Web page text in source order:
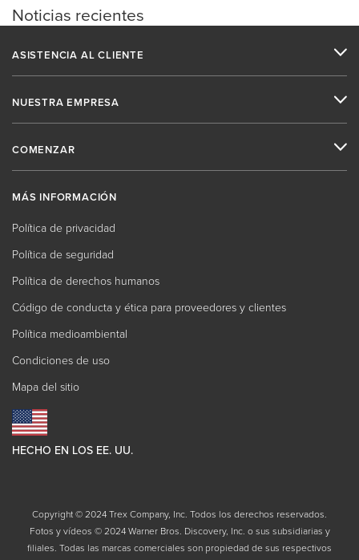
Noticias recientes
ASISTENCIA AL CLIENTE
NUESTRA EMPRESA
COMENZAR
MÁS INFORMACIÓN
Política de privacidad
Política de seguridad
Política de derechos humanos
Código de conducta y ética para proveedores y clientes
Política medioambiental
Condiciones de uso
Mapa del sitio
HECHO EN LOS EE. UU.
Copyright © 2024 Trex Company, Inc. Todos los derechos reservados.
Fotos y vídeos © 2024 Warner Bros. Discovery, Inc. o sus subsidiarias y
filiales. Todas las marcas comerciales son propiedad de sus respectivos